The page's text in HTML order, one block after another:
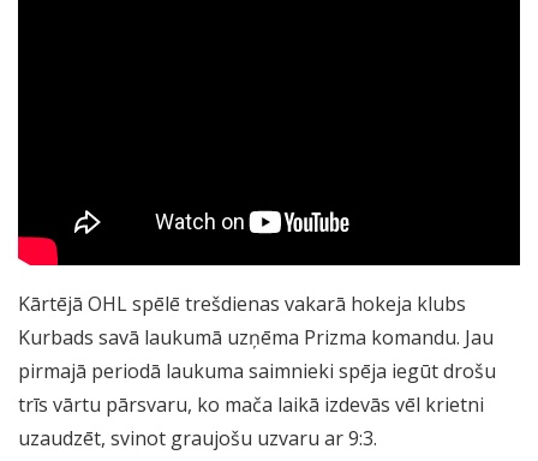
Kārtējā OHL spēlē trešdienas vakarā hokeja klubs
Kurbads savā laukumā uzņēma Prizma komandu. Jau
pirmajā periodā laukuma saimnieki spēja iegūt drošu
trīs vārtu pārsvaru, ko mača laikā izdevās vēl krietni
uzaudzēt, svinot graujošu uzvaru ar 9:3.